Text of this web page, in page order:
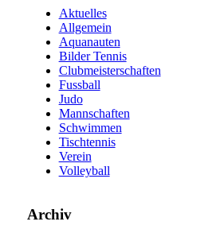
Aktuelles
Allgemein
Aquanauten
Bilder Tennis
Clubmeisterschaften
Fussball
Judo
Mannschaften
Schwimmen
Tischtennis
Verein
Volleyball
Archiv